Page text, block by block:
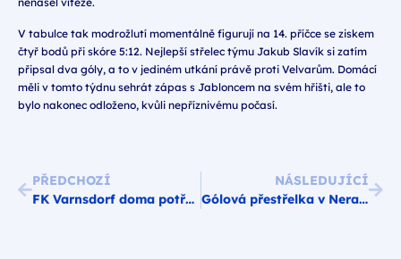
V tabulce tak modrožlutí momentálně figurují na 14. příčce se ziskem
čtyř bodů při skóre 5:12. Nejlepší střelec týmu Jakub Slavík si zatím
připsal dva góly, a to v jediném utkání právě proti Velvarům. Domácí
měli v tomto týdnu sehrát zápas s Jabloncem na svém hřišti, ale to
bylo nakonec odloženo, kvůli nepříznivému počasí.
PŘEDCHOZÍ
FK Varnsdorf doma potřetí v řadě remizoval, se Spartou Kolín 2:2
NÁSLEDUJÍCÍ
Gólová přestřelka v Neratovicích vyzněla lépe pro domácí